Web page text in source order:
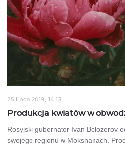
25 lipca 2019, 14:13
Produkcja kwiatów w
Rosyjski gubernator Ivan Bolozerov
swojego regionu w Mokshanach.